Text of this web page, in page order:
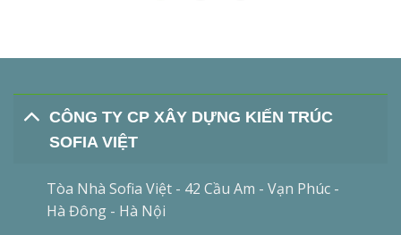
CÔNG TY CP XÂY DỰNG KIẾN TRÚC
SOFIA VIỆT
Tòa Nhà Sofia Việt - 42 Cầu Am - Vạn Phúc -
Hà Đông - Hà Nội